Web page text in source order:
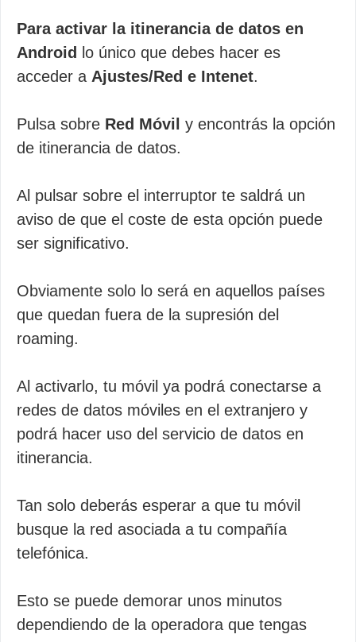
Para activar la itinerancia de datos en
Android
lo único que debes hacer es
acceder a Ajustes/Red e Intenet.
Pulsa sobre Red Móvil y encontrás la opción
de itinerancia de datos.
Al pulsar sobre el interruptor te saldrá un
aviso de que el coste de esta opción puede
ser significativo.
Obviamente solo lo será en aquellos países
que quedan fuera de la supresión del
roaming.
Al activarlo, tu móvil ya podrá conectarse a
redes de datos móviles en el extranjero y
podrá hacer uso del servicio de datos en
itinerancia.
Tan solo deberás esperar a que tu móvil
busque la red asociada a tu compañía
telefónica.
Esto se puede demorar unos minutos
dependiendo de la operadora que tengas